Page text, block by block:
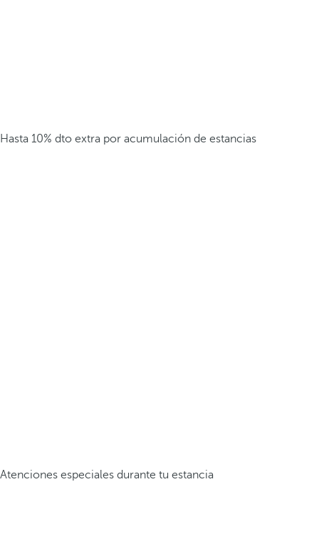
Hasta 10% dto extra por acumulación de estancias
Atenciones especiales durante tu estancia